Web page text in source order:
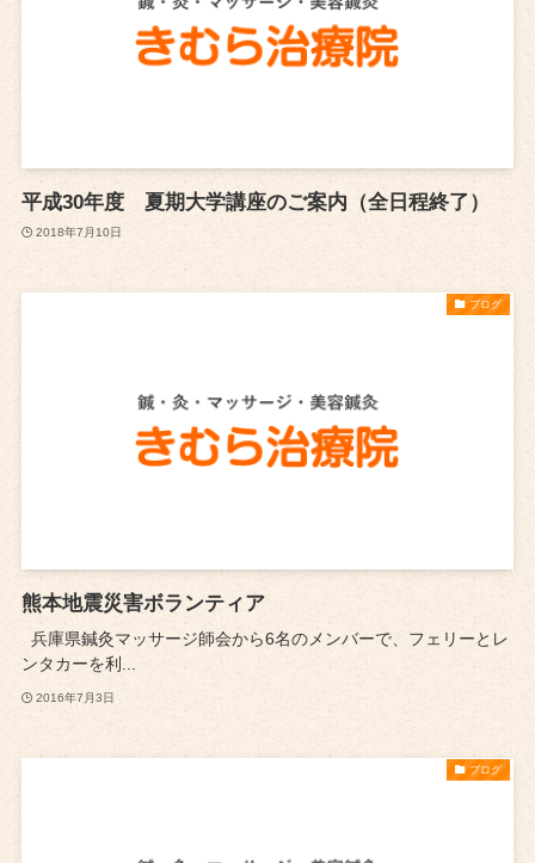
平成30年度 夏期大学講座のご案内（全日程終了）
2018年7月10日
ブログ
熊本地震災害ボランティア
兵庫県鍼灸マッサージ師会から6名のメンバーで、フェリーとレ
ンタカーを利...
2016年7月3日
ブログ